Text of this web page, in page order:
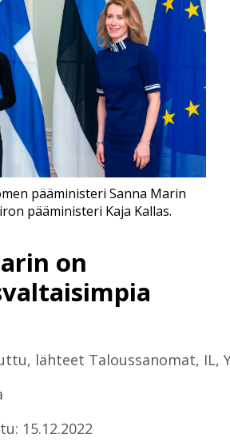
on
lähteet Taloussanomat, IL,
15.12.2022
pääministeri Sanna Marin
pääministeri Kaja Kallas.